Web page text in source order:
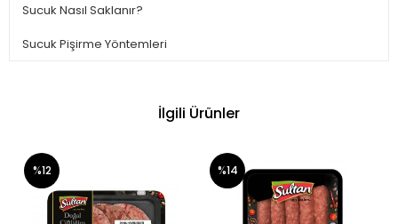
Sucuk Nasıl Saklanır?
Sucuk Pişirme Yöntemleri
İlgili Ürünler
%12 %14